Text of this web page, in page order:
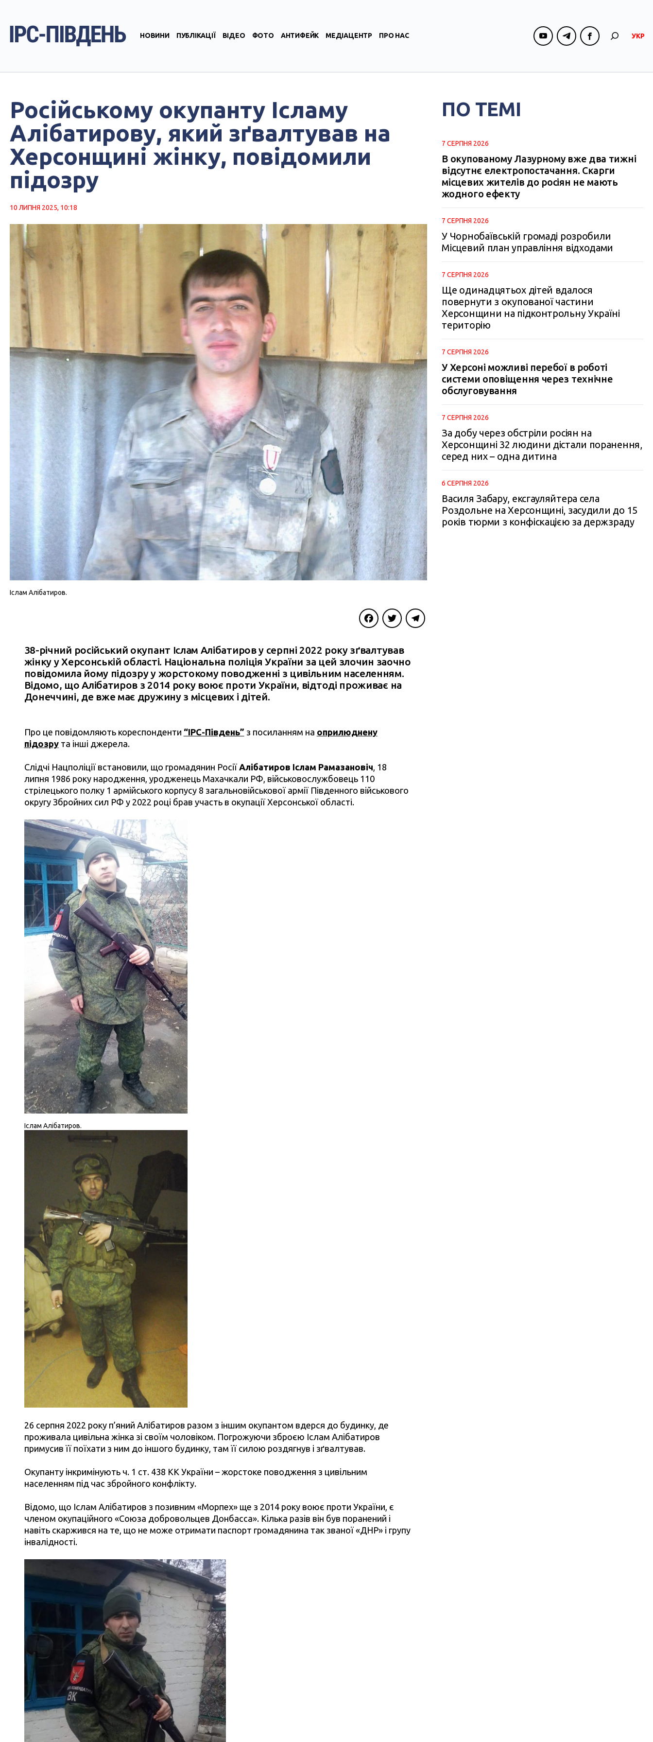
НОВИНИ ПУБЛІКАЦІЇ ВІДЕО ФОТО АНТИФЕЙК МЕДІАЦЕНТР ПРО НАС УКР
Російському окупанту Ісламу
Алібатирову, який зґвалтував на
Херсонщині жінку, повідомили
підозру
10 ЛИПНЯ 2025, 10:18
Іслам Алібатиров.
38-річний російський окупант Іслам Алібатиров у серпні 2022 року зґвалтував
жінку у Херсонській області. Національна поліція України за цей злочин заочно
повідомила йому підозру у жорстокому поводженні з цивільним населенням.
Відомо, що Алібатиров з 2014 року воює проти України, відтоді проживає на
Донеччині, де вже має дружину з місцевих і дітей.
Про це повідомляють кореспонденти “ІРС-Південь” з посиланням на оприлюднену
підозрута інші джерела.
Слідчі Нацполіції встановили, що громадянин Росії Алібатиров Іслам Рамазановіч, 18
липня 1986 року народження, уродженець Махачкали РФ, військовослужбовець 110
стрілецького полку 1 армійського корпусу 8 загальновійськової армії Південного військового
округу Збройних сил РФ у 2022 році брав участь в окупації Херсонської області.
Іслам Алібатиров.
26 серпня 2022 року п’яний Алібатиров разом з іншим окупантом вдерся до будинку, де
проживала цивільна жінка зі своїм чоловіком. Погрожуючи зброєю Іслам Алібатиров
примусив її поїхати з ним до іншого будинку, там її силою роздягнув і зґвалтував.
Окупанту інкримінують ч. 1 ст. 438 КК України – жорстоке поводження з цивільним
населенням під час збройного конфлікту.
Відомо, що Іслам Алібатиров з позивним «Морпех» ще з 2014 року воює проти України, є
членом окупаційного «Союза добровольцев Донбасса». Кілька разів він був поранений і
навіть скаржився на те, що не може отримати паспорт громадянина так званої «ДНР» і групу
інвалідності.
ПО ТЕМІ
7 СЕРПНЯ 2026
В окупованому Лазурному вже два тижні
відсутнє електропостачання. Скарги
місцевих жителів до росіян не мають
жодного ефекту
7 СЕРПНЯ 2026
У Чорнобаївській громаді розробили
Місцевий план управління відходами
7 СЕРПНЯ 2026
Ще одинадцятьох дітей вдалося
повернути з окупованої частини
Херсонщини на підконтрольну Україні
територію
7 СЕРПНЯ 2026
У Херсоні можливі перебої в роботі
системи оповіщення через технічне
обслуговування
7 СЕРПНЯ 2026
За добу через обстріли росіян на
Херсонщині 32 людини дістали поранення,
серед них – одна дитина
6 СЕРПНЯ 2026
Василя Забару, ексгауляйтера села
Роздольне на Херсонщині, засудили до 15
років тюрми з конфіскацією за держзраду